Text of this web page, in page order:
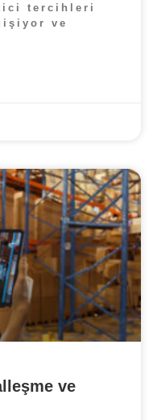
tercihleri
ve
ve